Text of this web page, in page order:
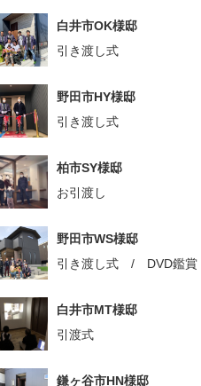
白井市OK様邸
引き渡し式
野田市HY様邸
引き渡し式
柏市SY様邸
お引渡し
野田市WS様邸
引き渡し式 / DVD鑑賞
白井市MT様邸
引渡式
鎌ヶ谷市HN様邸